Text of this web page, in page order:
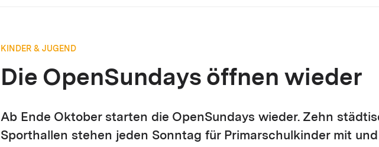
KINDER & JUGEND
Die OpenSundays öffnen wieder
Ab Ende Oktober starten die OpenSundays wieder. Zehn
Sporthallen stehen jeden Sonntag für Primarschulkinder mit